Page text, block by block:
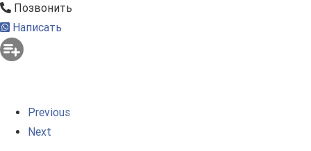
Позвонить
Написать
Previous
Next